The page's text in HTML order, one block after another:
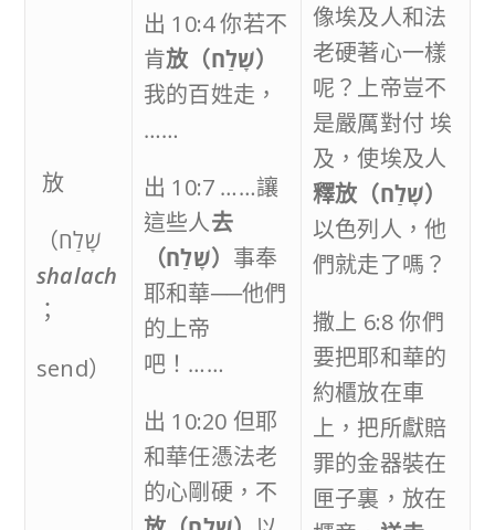
放
（שָׁלַח
shalach
；
send）
出 10:4 你若不
肯放（שָׁלַח）
我的百姓走，
……
出 10:7 ……讓
這些人去
（שָׁלַח） 事奉
耶和華──他們
的上帝
吧！……
出 10:20 但耶
和華任憑法老
的心剛硬，不
像埃及人和法
老硬著心一樣
呢？上帝豈不
是嚴厲對付 埃
及，使埃及人
釋放（שָׁלַח）
以色列人，他
們就走了嗎？
撒上 6:8 你們
要把耶和華的
約櫃放在車
上，把所獻賠
罪的金器裝在
匣子裏，放在